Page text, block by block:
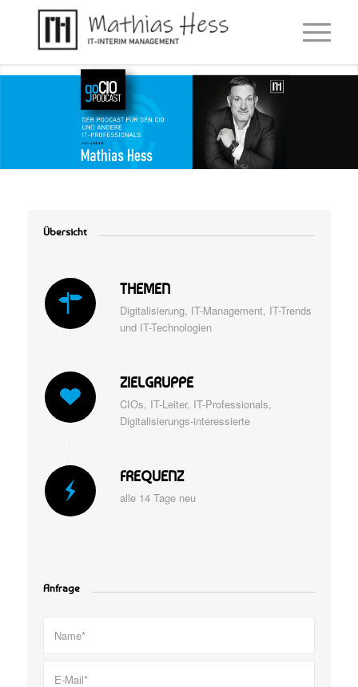
Übersicht
THEMEN
Digitalisierung, IT-Management, IT-Trends
und IT-Technologien
ZIELGRUPPE
CIOs, IT-Leiter, IT-Professionals,
Digitalisierungs-interessierte
FREQUENZ
alle 14 Tage neu
Anfrage